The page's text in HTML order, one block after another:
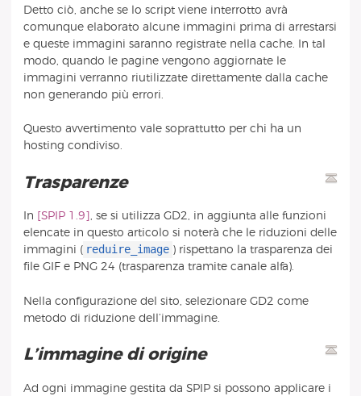
Detto ciò, anche se lo script viene interrotto avrà
comunque elaborato alcune immagini prima di arrestarsi
e queste immagini saranno registrate nella cache. In tal
modo, quando le pagine vengono aggiornate le
immagini verranno riutilizzate direttamente dalla cache
non generando più errori.
Questo avvertimento vale soprattutto per chi ha un
hosting condiviso.
Trasparenze
In [SPIP 1.9], se si utilizza GD2, in aggiunta alle funzioni
elencate in questo articolo si noterà che le riduzioni delle
immagini ( reduire_image ) rispettano la trasparenza dei
file GIF e PNG 24 (trasparenza tramite canale alfa).
Nella configurazione del sito, selezionare GD2 come
metodo di riduzione dell’immagine.
L’immagine di origine
Ad ogni immagine gestita da SPIP si possono applicare i